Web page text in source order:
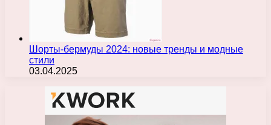
Шорты-бермуды 2024: новые тренды и модные
стили
03.04.2025